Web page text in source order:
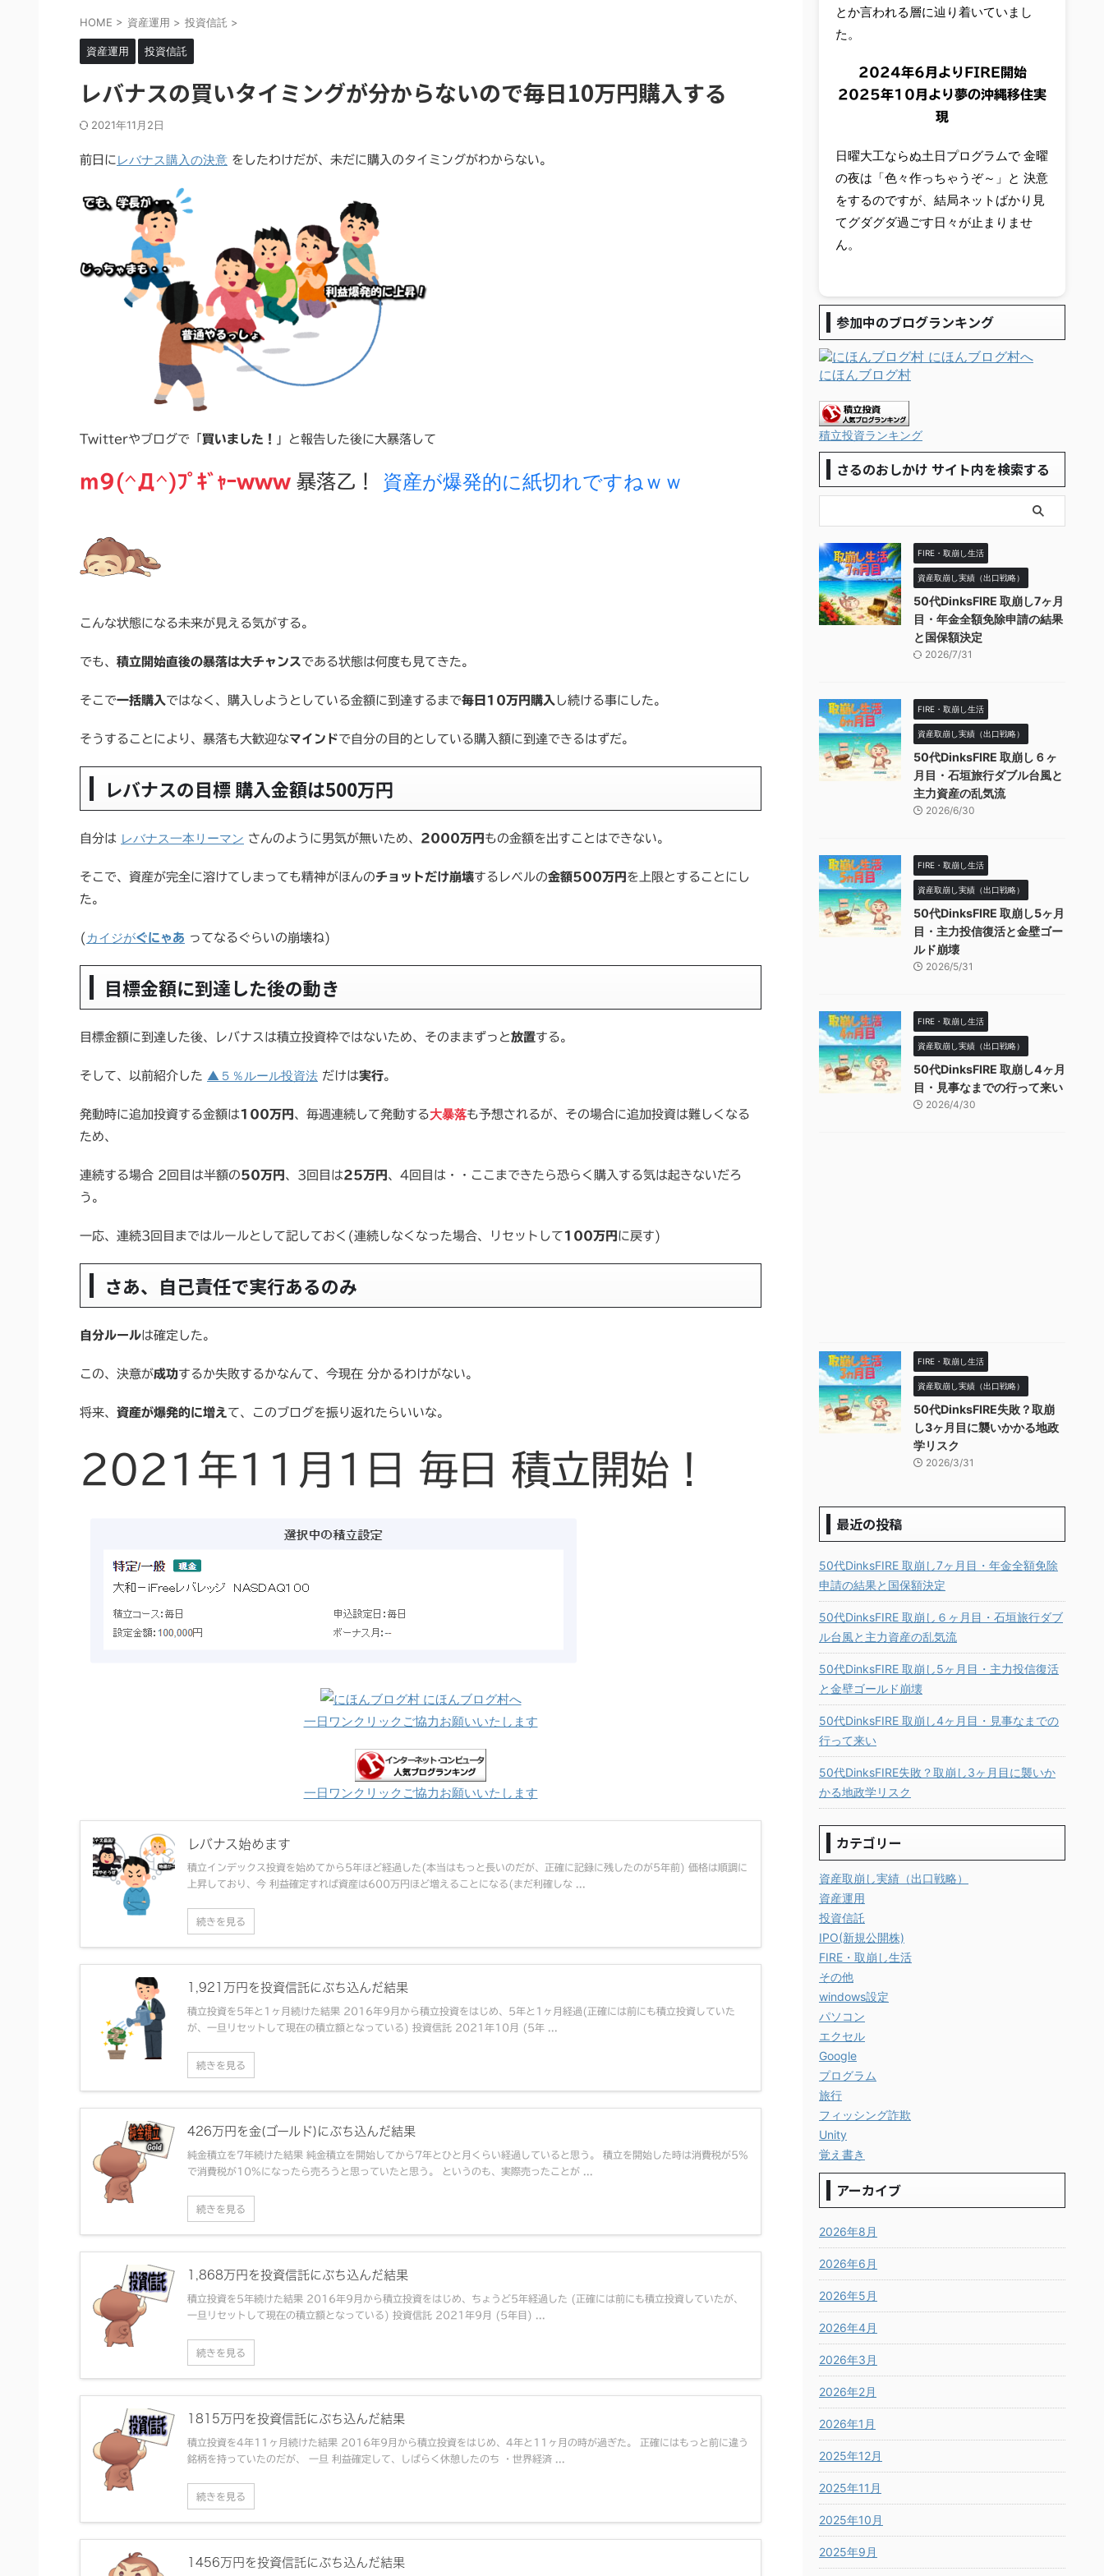
HOME > 資産運用 > 投資信託 >
資産運用 投資信託
レバナスの買いタイミングが分からないので毎日10万円購入する
2021年11月2日
前日に レバナス購入の決意 をしたわけだが、未だに購入のタイミングがわからない。
Twitterやブログで「 買いました！ 」と報告した後に大暴落して
m9(^Д^)ﾌﾟｷﾞｬｰwww 暴落乙！ 資産が爆発的に紙切れですねｗｗ
こんな状態になる未来が見える気がする。
でも、 積立開始直後の暴落は大チャンスである状態は何度も見てきた。
そこで一括購入ではなく、購入しようとしている金額に到達するまで毎日10万円購入 し続ける事にした。
そうすることにより、暴落も大歓迎なマインドで自分の目的としている購入額に到達できるはずだ。
レバナスの目標 購入金額は500万円
自分は レバナス一本リーマン さんのように男気が無いため、 2000万円 もの金額を出すことはできない。
そこで、資産が完全に溶けてしまっても精神がほんのチョットだけ崩壊するレベルの金額500万円 を上限とすることにし
た。
( カイジがぐにゃあ ってなるぐらいの崩壊ね)
目標金額に到達した後の動き
目標金額に到達した後、レバナスは積立投資枠ではないため、そのままずっと放置する。
そして、以前紹介した ▲５％ルール投資法 だけは実行。
発動時に追加投資する金額は100万円 、毎週連続して発動する大暴落も予想されるが、その場合に追加投資は難しくなる
ため、
連続する場合 2回目は半額の50万円 、3回目は25万円 、4回目は・・ここまできたら恐らく購入する気は起きないだろ
う。
一応、連続3回目まではルールとして記しておく(連続しなくなった場合、リセットして100万円 に戻す)
さあ、自己責任で実行あるのみ
自分ルールは確定した。
この、決意が成功するか失敗するかなんて、今現在 分かるわけがない。
将来、 資産が爆発的に増えて、このブログを振り返れたらいいな。
2021年11月1日 毎日 積立開始！
一日ワンクリックご協力お願いいたします
一日ワンクリックご協力お願いいたします
レバナス始めます
積立インデックス投資を始めてから5年ほど経過した(本当はもっと長いのだが、正確に記録に残したのが5年前) 価格は順調に
上昇しており、今 利益確定すれば資産は600万円ほど増えることになる(まだ利確しな ...
続きを見る
1,921万円を投資信託にぶち込んだ結果
積立投資を5年と1ヶ月続けた結果 2016年9月から積立投資をはじめ、5年と1ヶ月経過(正確には前にも積立投資していた
が、一旦リセットして現在の積立額となっている) 投資信託 2021年10月 (5年 ...
続きを見る
426万円を金(ゴールド)にぶち込んだ結果
純金積立を7年続けた結果 純金積立を開始してから7年とひと月くらい経過していると思う。 積立を開始した時は消費税が5%
で消費税が10%になったら売ろうと思っていたと思う。 というのも、実際売ったことが ...
続きを見る
1,868万円を投資信託にぶち込んだ結果
積立投資を5年続けた結果 2016年9月から積立投資をはじめ、ちょうど5年経過した (正確には前にも積立投資していたが、
一旦リセットして現在の積立額となっている) 投資信託 2021年9月 (5年目) ...
続きを見る
1815万円を投資信託にぶち込んだ結果
積立投資を4年11ヶ月続けた結果 2016年9月から積立投資をはじめ、4年と11ヶ月の時が過ぎた。 正確にはもっと前に違う
銘柄を持っていたのだが、 一旦 利益確定して、しばらく休憩したのち ・世界経済 ...
続きを見る
1456万円を投資信託にぶち込んだ結果
とか言われる層に辿り着いていまし
た。
2024年6月よりFIRE開始
2025年10月より夢の沖縄移住実
現
日曜大工ならぬ土日プログラムで 金曜
の夜は「色々作っちゃうぞ～」と 決意
をするのですが、結局ネットばかり見
てグダグダ過ごす日々が止まりませ
ん。
参加中のブログランキング
にほんブログ村
積立投資ランキング
さるのおしかけ サイト内を検索する
FIRE・取崩し生活
資産取崩し実績（出口戦略）
50代DinksFIRE 取崩し7ヶ月
目・年金全額免除申請の結果
と国保額決定
2026/7/31
FIRE・取崩し生活
資産取崩し実績（出口戦略）
50代DinksFIRE 取崩し６ヶ
月目・石垣旅行ダブル台風と
主力資産の乱気流
2026/6/30
FIRE・取崩し生活
資産取崩し実績（出口戦略）
50代DinksFIRE 取崩し5ヶ月
目・主力投信復活と金壁ゴー
ルド崩壊
2026/5/31
FIRE・取崩し生活
資産取崩し実績（出口戦略）
50代DinksFIRE 取崩し4ヶ月
目・見事なまでの行って来い
2026/4/30
FIRE・取崩し生活
資産取崩し実績（出口戦略）
50代DinksFIRE失敗？取崩
し3ヶ月目に襲いかかる地政
学リスク
2026/3/31
最近の投稿
50代DinksFIRE 取崩し7ヶ月目・年金全額免除
申請の結果と国保額決定
50代DinksFIRE 取崩し６ヶ月目・石垣旅行ダブ
ル台風と主力資産の乱気流
50代DinksFIRE 取崩し5ヶ月目・主力投信復活
と金壁ゴールド崩壊
50代DinksFIRE 取崩し4ヶ月目・見事なまでの
行って来い
50代DinksFIRE失敗？取崩し3ヶ月目に襲いか
かる地政学リスク
カテゴリー
資産取崩し実績（出口戦略）
資産運用
投資信託
IPO(新規公開株)
FIRE・取崩し生活
その他
windows設定
パソコン
エクセル
Google
プログラム
旅行
フィッシング詐欺
Unity
覚え書き
アーカイブ
2026年8月
2026年6月
2026年5月
2026年4月
2026年3月
2026年2月
2026年1月
2025年12月
2025年11月
2025年10月
2025年9月